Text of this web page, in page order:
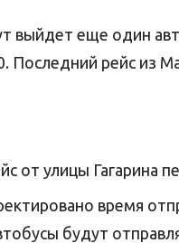
выйдет еще один
Последний рейс из
от улицы Гагарина
время
будут